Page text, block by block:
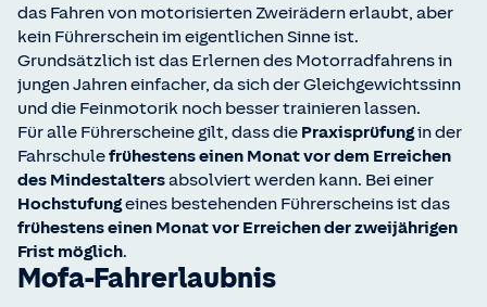
das Fahren von motorisierten Zweirädern erlaubt, aber
kein Führerschein im eigentlichen Sinne ist.
Grundsätzlich ist das Erlernen des Motorradfahrens in
jungen Jahren einfacher, da sich der Gleichgewichtssinn
und die Feinmotorik noch besser trainieren lassen.
Für alle Führerscheine gilt, dass die Praxisprüfungin der
Fahrschulefrühestens einen Monat vor dem Erreichen
des Mindestaltersabsolviert werden kann. Bei einer
Hochstufungeines bestehenden Führerscheins ist das
frühestens einen Monat vor Erreichen der zweijährigen
Frist möglich.
Mofa-Fahrerlaubnis